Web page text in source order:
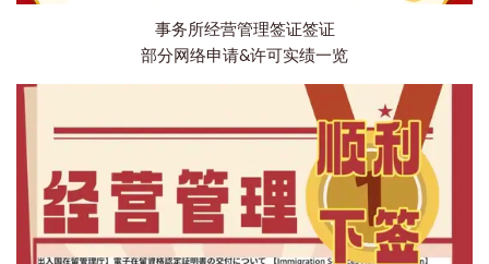
事务所经营管理签证签证
部分网络申请&许可实绩一览